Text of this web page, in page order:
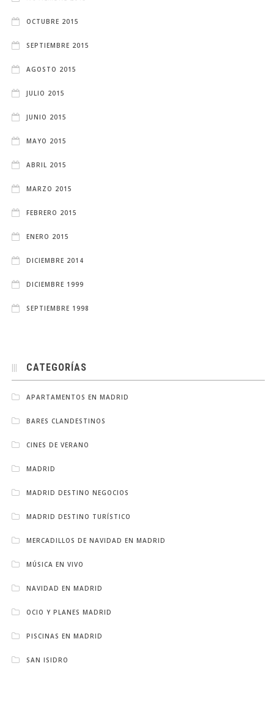
OCTUBRE 2015
SEPTIEMBRE 2015
AGOSTO 2015
JULIO 2015
JUNIO 2015
MAYO 2015
ABRIL 2015
MARZO 2015
FEBRERO 2015
ENERO 2015
DICIEMBRE 2014
DICIEMBRE 1999
SEPTIEMBRE 1998
CATEGORÍAS
APARTAMENTOS EN MADRID
BARES CLANDESTINOS
CINES DE VERANO
MADRID
MADRID DESTINO NEGOCIOS
MADRID DESTINO TURÍSTICO
MERCADILLOS DE NAVIDAD EN MADRID
MÚSICA EN VIVO
NAVIDAD EN MADRID
OCIO Y PLANES MADRID
PISCINAS EN MADRID
SAN ISIDRO